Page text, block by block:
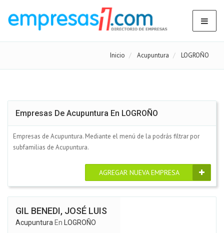
Inicio Acupuntura LOGROÑO
Empresas De Acupuntura En LOGROÑO
Empresas de Acupuntura. Mediante el menú de la podrás filtrar por
subfamilias de Acupuntura.
AGREGAR NUEVA EMPRESA
GIL BENEDI, JOSÉ LUIS
Acupuntura En LOGROÑO